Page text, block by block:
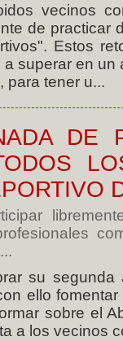
vecinos
de practicar
Estos
superar en
para tener u...
DE
su segunda
ello
sobre el
a los vecinos